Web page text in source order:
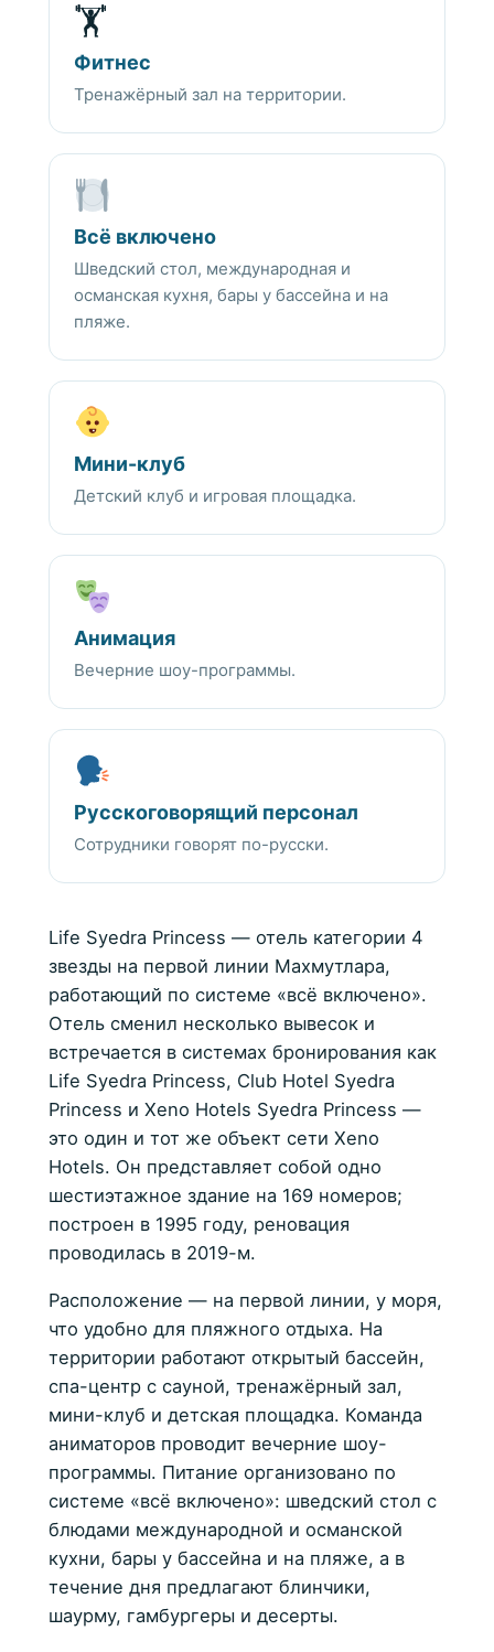
🏋️
Фитнес
Тренажёрный зал на территории.
Всё включено
Шведский стол, международная и
османская кухня, бары у бассейна и на
пляже.
Мини-клуб
Детский клуб и игровая площадка.
Анимация
Вечерние шоу-программы.
Русскоговорящий персонал
Сотрудники говорят по-русски.
Life Syedra Princess — отель категории 4
звезды на первой линии Махмутлара,
работающий по системе «всё включено».
Отель сменил несколько вывесок и
встречается в системах бронирования как
Life Syedra Princess, Club Hotel Syedra
Princess и Xeno Hotels Syedra Princess —
это один и тот же объект сети Xeno
Hotels. Он представляет собой одно
шестиэтажное здание на 169 номеров;
построен в 1995 году, реновация
проводилась в 2019-м.
Расположение — на первой линии, у моря,
что удобно для пляжного отдыха. На
территории работают открытый бассейн,
спа-центр с сауной, тренажёрный зал,
мини-клуб и детская площадка. Команда
аниматоров проводит вечерние шоу-
программы. Питание организовано по
системе «всё включено»: шведский стол с
блюдами международной и османской
кухни, бары у бассейна и на пляже, а в
течение дня предлагают блинчики,
шаурму, гамбургеры и десерты.